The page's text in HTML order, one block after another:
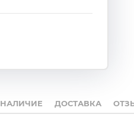
НАЛИЧИЕ ДОСТАВКА